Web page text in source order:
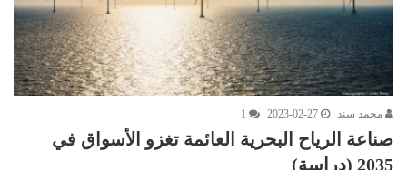
محمد سند 2023-02-27
1
صناعة الرياح البحرية العائمة تغزو الأسواق في
2035 (دراسة)